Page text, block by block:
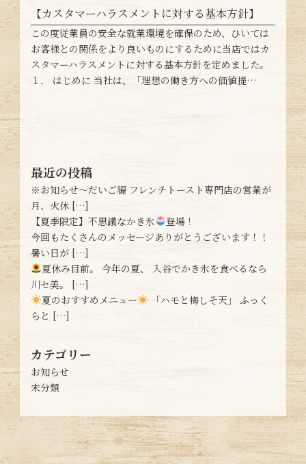
【カスタマーハラスメントに対する基本方針】
この度従業員の安全な就業環境を確保のため、ひいては
お客様との関係をより良いものにするために当店ではカ
スタマーハラスメントに対する基本方針を定めました。
１． はじめに 当社は、「理想の働き方への価値提…
最近の投稿
※お知らせ〜だいご編 フレンチトースト専門店の営業が
月、火休 […]
【夏季限定】不思議なかき氷
登場！
今回もたくさんのメッセージありがとうございます！！
暑い日が […]
夏休み目前。 今年の夏、 入谷でかき氷を食べるなら
川セ美。 […]
夏のおすすめメニュー
「ハモと梅しそ天」 ふっく
らと […]
カテゴリー
お知らせ
未分類